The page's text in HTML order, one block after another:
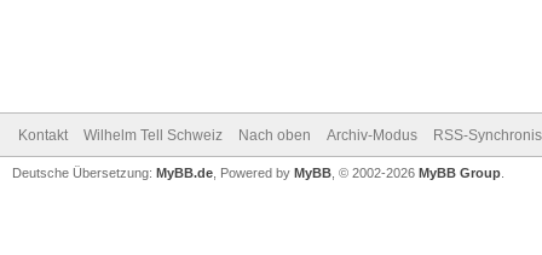
Kontakt Wilhelm Tell Schweiz Nach oben Archiv-Modus RSS-
Deutsche Übersetzung: MyBB.de , Powered by MyBB , © 2002-2026 MyBB Group